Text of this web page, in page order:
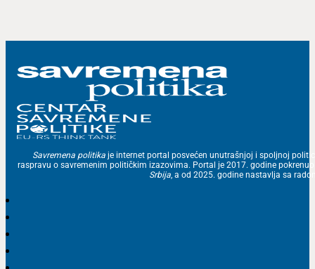
Savremena politika je internet portal posvećen unutrašnjoj i spoljnoj
raspravu o savremenim političkim izazovima. Portal je 2017. godine
Srbija, a od 2025. godine nastavlja sa